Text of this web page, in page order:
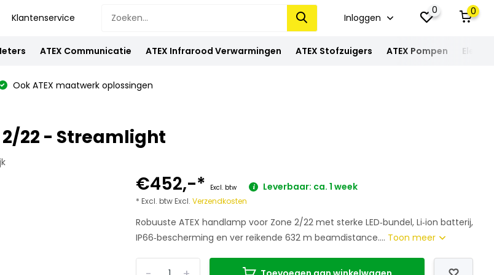
Klantenservice Inloggen
0 0
ATEX Communicatie ATEX Infrarood Verwarmingen ATEX Stofzuigers ATEX Pompen Elektra
Ook ATEX maatwerk oplossingen
2/22 - Streamlight
€452,-* Excl. btw Leverbaar: ca. 1 week
* Excl. btw Excl.Verzendkosten
Robuuste ATEX handlamp voor Zone 2/22 met sterke LED‑bundel, Li‑ion batterij,
IP66‑bescherming en ver reikende 632 m beamdistance.... Toon meer